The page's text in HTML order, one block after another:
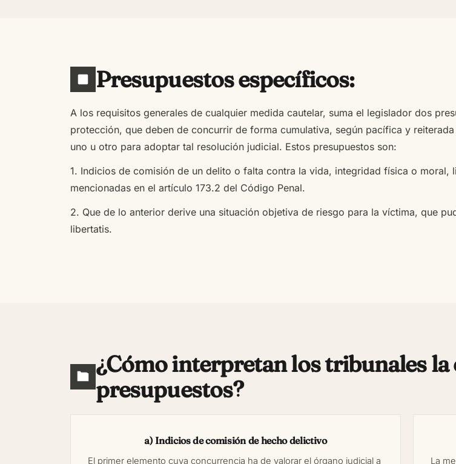
Presupuestos específicos:
A los requisitos generales de cualquier medida cautelar, suma el legislador dos
protección, que deben de concurrir de forma cumulativa, según pacífica y
uno u otro para adoptar tal resolución judicial. Estos presupuestos son:
1. Indicios de comisión de un delito o falta contra la vida, integridad física o
mencionadas en el artículo 173.2 del Código Penal.
2. Que de lo anterior derive una situación objetiva de riesgo para la víctima, que
libertatis.
¿Cómo interpretan los tribunales la
presupuestos?
a) Indicios de comisión de hecho delictivo
El primer elemento cuya concurrencia ha de valorar el órgano judicial a
La